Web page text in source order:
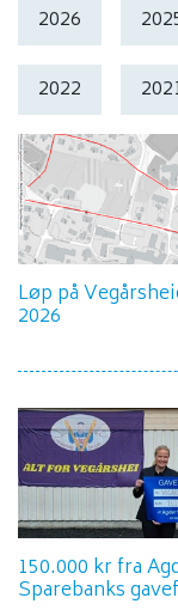
2026
2022
Løp på
2026
150.000 kr fra
Sparebanks